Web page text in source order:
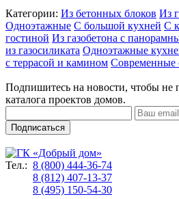
Категории: Из бетонных блоков Из
Одноэтажные С большой кухней С
гостиной Из газобетона с
из газосиликата Одноэтажные
с террасой и камином Современные
Подпишитесь на новости, чтобы не
каталога проектов домов.
Подписаться
Тел.: 8 (800) 444-36-74
8 (812) 407-13-37
8 (495) 150-54-30